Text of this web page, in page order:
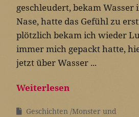
geschleudert, bekam Wasser
Nase, hatte das Gefühl zu
plötzlich bekam ich wieder
immer mich gepackt hatte,
jetzt über Wasser ...
Weiterlesen
Geschichten Monster und